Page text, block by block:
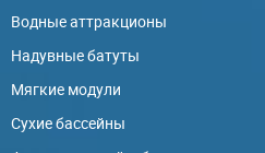
Водные аттракционы
Надувные батуты
Мягкие модули
Сухие бассейны